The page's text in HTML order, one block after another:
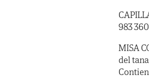
983
MISA
del